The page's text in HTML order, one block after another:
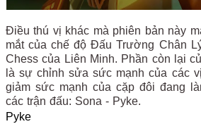
Điều thú vị khác mà phiên bản này
mắt của chế độ Đấu Trường Chân
Chess của Liên Minh. Phần còn lại
là sự chỉnh sửa sức mạnh của các
giảm sức mạnh của cặp đôi đang
các trận đấu: Sona - Pyke.
Pyke